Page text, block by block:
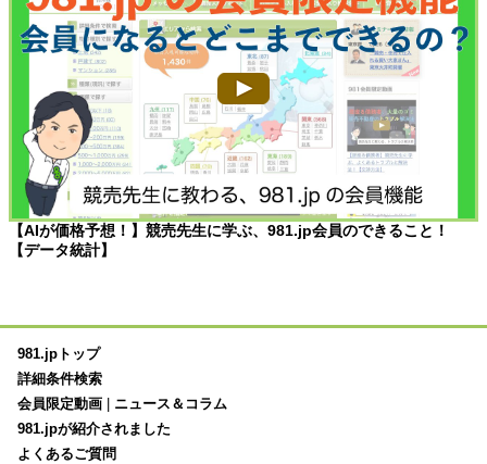
【AIが価格予想！】競売先生に学ぶ、981.jp会員のできること！
【データ統計】
981.jpトップ
詳細条件検索
会員限定動画
ニュース＆コラム
981.jpが紹介されました
よくあるご質問